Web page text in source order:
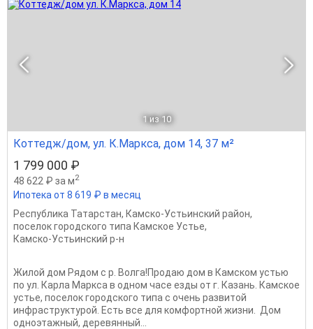
1 из 10
Коттедж/дом, ул. К.Маркса, дом 14, 37 м²
1 799 000 ₽
48 622 ₽ за м2
Ипотека от 8 619 ₽ в месяц
Республика Татарстан, Камско-Устьинский район,
поселок городского типа Камское Устье,
Камско-Устьинский р-н
Жилой дом Рядом с р. Волга!Продаю дом в Камском устью
по ул. Карла Маркса в одном часе езды от г. Казань. Камское
устье, поселок городского типа с очень развитой
инфраструктурой. Есть все для комфортной жизни. Дом
одноэтажный, деревянный...